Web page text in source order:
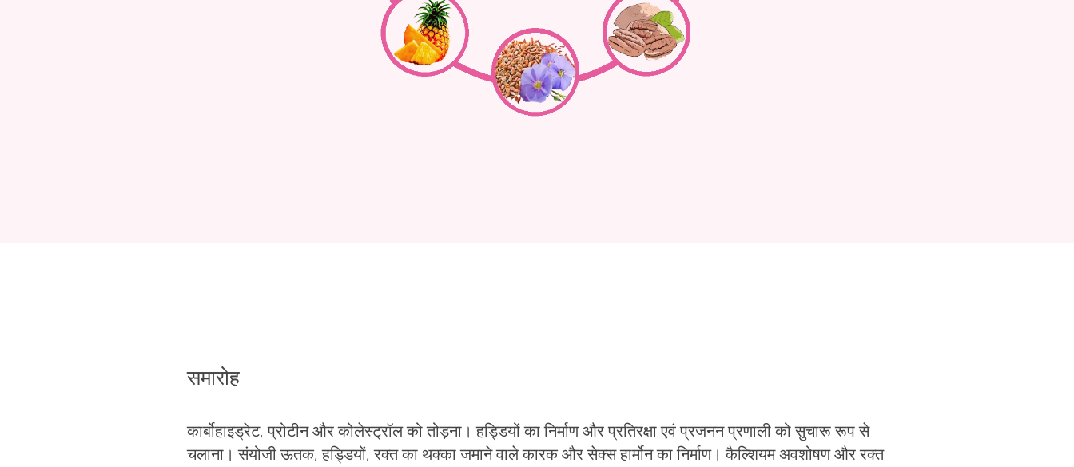
समारोह
कार्बोहाइड्रेट, प्रोटीन और कोलेस्ट्रॉल को तोड़ना। हड्डियों का निर्माण और प्रतिरक्षा एवं प्रजनन प्रणाली को सुचारू रूप से
चलाना। संयोजी ऊतक, हड्डियों, रक्त का थक्का जमाने वाले कारक और सेक्स हार्मोन का निर्माण। कैल्शियम अवशोषण और रक्त